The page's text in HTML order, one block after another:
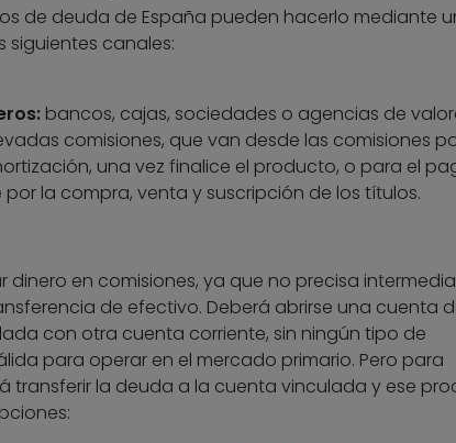
de deuda de España pueden hacerlo mediante
siguientes canales:
bancos, cajas, sociedades o agencias de
comisiones, que van desde las comisiones
una vez finalice el producto, o para el
la compra, venta y suscripción de los títulos.
dinero en comisiones, ya que no precisa
de efectivo. Deberá abrirse una cuenta
con otra cuenta corriente, sin ningún tipo de
para operar en el mercado primario. Pero para
transferir la deuda a la cuenta vinculada y ese